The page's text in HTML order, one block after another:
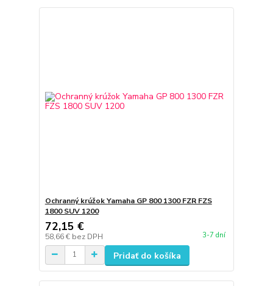
Ochranný krúžok Yamaha GP 800 1300 FZR FZS
1800 SUV 1200
72,15 €
58,66 € bez DPH 3-7 dní
Pridať do košíka